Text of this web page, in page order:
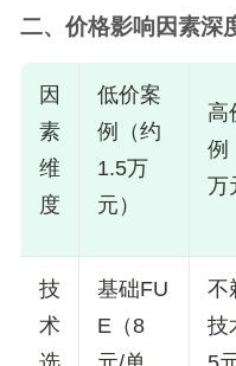
二、价格影响因素深
因
素
维
度
低价案
例（约
1.5万
元）
高
例
万
技
术
基础FU
E（8
不
技